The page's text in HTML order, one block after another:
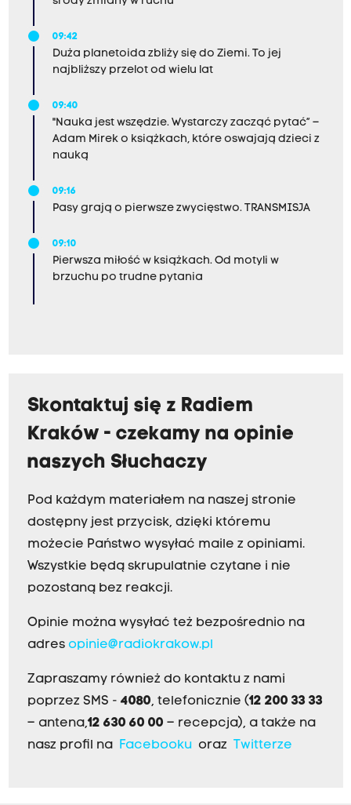
09:42
Duża planetoida zbliży się do Ziemi. To jej
najbliższy przelot od wielu lat
09:40
"Nauka jest wszędzie. Wystarczy zacząć pytać” –
Adam Mirek o książkach, które oswajają dzieci z
nauką
09:16
Pasy grają o pierwsze zwycięstwo. TRANSMISJA
09:10
Pierwsza miłość w książkach. Od motyli w
brzuchu po trudne pytania
Skontaktuj się z Radiem
Kraków - czekamy na opinie
naszych Słuchaczy
Pod każdym materiałem na naszej stronie
dostępny jest przycisk, dzięki któremu
możecie Państwo wysyłać maile z opiniami.
Wszystkie będą skrupulatnie czytane i nie
pozostaną bez reakcji.
Opinie można wysyłać też bezpośrednio na
adres opinie@radiokrakow.pl
Zapraszamy również do kontaktu z nami
poprzez SMS - 4080, telefonicznie (12 200 33 33
– antena,12 630 60 00 – recepcja), a także na
nasz profil na Facebookuoraz Twitterze